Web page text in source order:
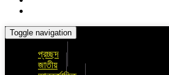
Toggle navigation
প্রচ্ছদ
জাতীয়